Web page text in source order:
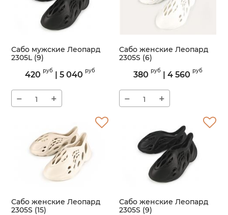
Сабо мужские Леопард
2305L (9)
2305L
420 руб| 5 040 руб
− +
Сабо женские Леопард
2305S (6)
2305S
380 руб| 4 560 руб
− +
Сабо женские Леопард
2305S (15)
Сабо женские Леопард
2305S (9)